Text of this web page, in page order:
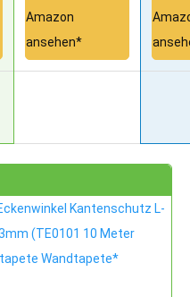
Amazon
ansehen*
Kantenschutz L-
(TE0101 10 Meter
Wandtapete*